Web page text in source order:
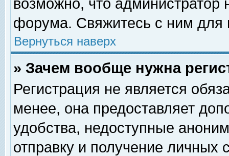
возможно, что
форума. Свяжитесь с ним для
Вернуться наверх
» Зачем вообще нужна
Регистрация не является
менее, она предоставляет
удобства, недоступные
отправку и получение личных